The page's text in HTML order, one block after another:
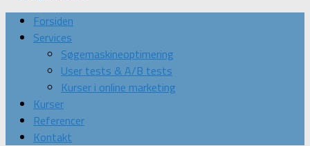
Forsiden
Services
Søgemaskineoptimering
User tests & A/B tests
Kurser i online marketing
Kurser
Referencer
Kontakt